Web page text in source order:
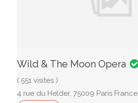
Wild & The Moon Opera
( 551 visites )
4 rue du Helder, 75009 Paris France